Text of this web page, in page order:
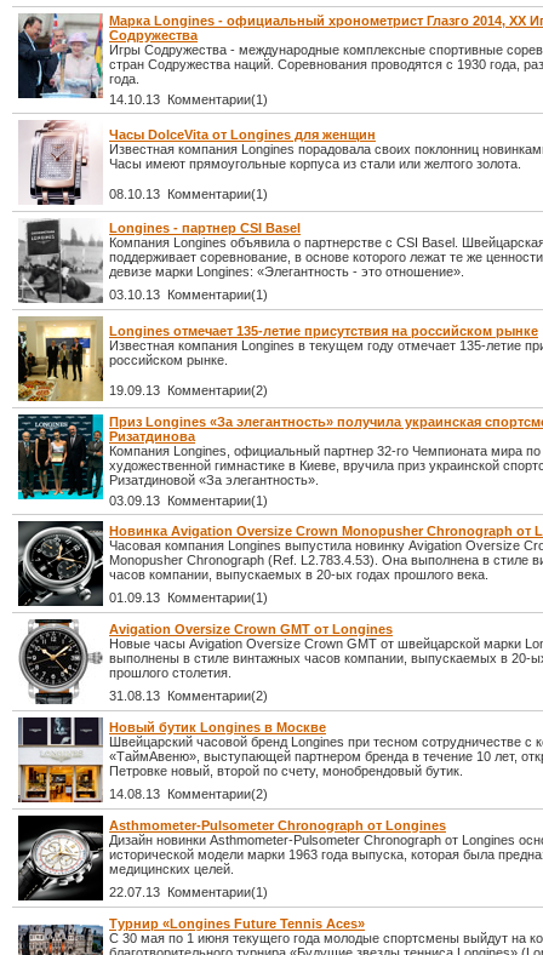
Марка Longines - официальный хронометрист Глазго 2014, XX
Содружества
Игры Содружества - международные комплексные спортивные
стран Содружества наций. Соревнования проводятся с 1930 года,
года.
14.10.13 Комментарии(1)
Часы DolceVita от Longines для женщин
Известная компания Longines порадовала своих поклонниц
Часы имеют прямоугольные корпуса из стали или желтого золота.
08.10.13 Комментарии(1)
Longines - партнер CSI Basel
Компания Longines объявила о партнерстве с CSI Basel.
поддерживает соревнование, в основе которого лежат те же
девизе марки Longines: «Элегантность - это отношение».
03.10.13 Комментарии(1)
Longines отмечает 135-летие присутствия на российском рынке
Известная компания Longines в текущем году отмечает 135-летие
российском рынке.
19.09.13 Комментарии(2)
Приз Longines «За элегантность» получила украинская
Ризатдинова
Компания Longines, официальный партнер 32-го Чемпионата мира по
художественной гимнастике в Киеве, вручила приз украинской
Ризатдиновой «За элегантность».
03.09.13 Комментарии(1)
Новинка Avigation Oversize Crown Monopusher Chronograph от
Часовая компания Longines выпустила новинку Avigation Oversize
Monopusher Chronograph (Ref. L2.783.4.53). Она выполнена в стиле
часов компании, выпускаемых в 20-ых годах прошлого века.
01.09.13 Комментарии(1)
Avigation Oversize Crown GMT от Longines
Новые часы Avigation Oversize Crown GMT от швейцарской марки
выполнены в стиле винтажных часов компании, выпускаемых в 20-
прошлого столетия.
31.08.13 Комментарии(2)
Новый бутик Longines в Москве
Швейцарский часовой бренд Longines при тесном сотрудничестве с
«ТаймАвеню», выступающей партнером бренда в течение 10 лет,
Петровке новый, второй по счету, монобрендовый бутик.
14.08.13 Комментарии(2)
Asthmometer-Pulsometer Chronograph от Longines
Дизайн новинки Asthmometer-Pulsometer Chronograph от Longines
исторической модели марки 1963 года выпуска, которая была
медицинских целей.
22.07.13 Комментарии(1)
Турнир «Longines Future Tennis Aces»
С 30 мая по 1 июня текущего года молодые спортсмены выйдут на